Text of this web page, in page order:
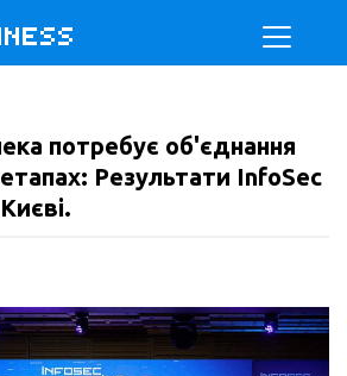
потребує об'єднання
етапах: Результати InfoSec